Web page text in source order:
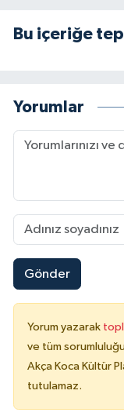
Bu içeriğe
Yorumlar
Gönder
Yorum yazarak
ve tüm
Akça Koca Kültür
tutulamaz.